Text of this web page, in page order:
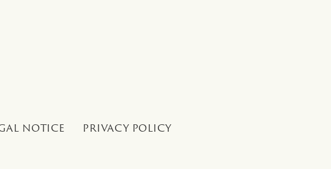
NOTICE PRIVACY POLICY